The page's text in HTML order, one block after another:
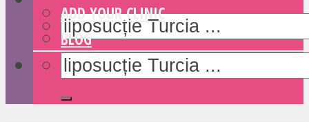
ADD YOUR CLINIC
BLOG